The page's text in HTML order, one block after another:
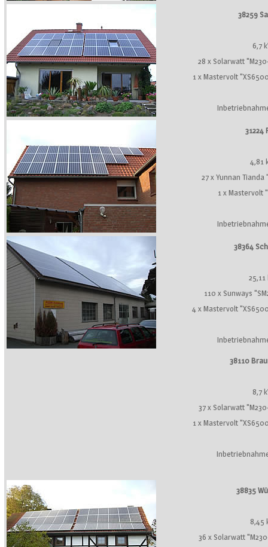
38259
6,7
28 x Solarwatt
1 x Mastervolt
31224
4,81
27 x Yunnan Tianda
1 x Mastervolt
38364
25,11
110 x Sunways
4 x Mastervolt
38110
8,7
37 x Solarwatt
1 x Mastervolt
38835
8,45
36 x Solarwatt